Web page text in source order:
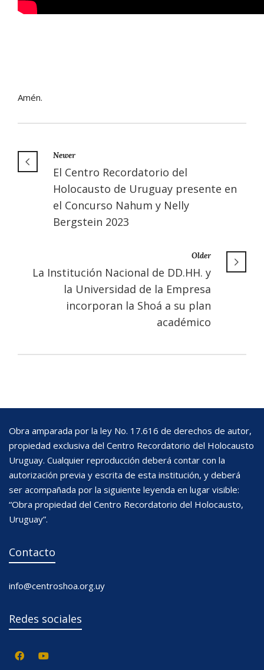
Amén.
Newer
El Centro Recordatorio del
Holocausto de Uruguay presente en
el Concurso Nahum y Nelly
Bergstein 2023
Older
La Institución Nacional de DD.HH. y
la Universidad de la Empresa
incorporan la Shoá a su plan
académico
Obra amparada por la ley No. 17.616 de derechos de autor,
propiedad exclusiva del Centro Recordatorio del Holocausto
Uruguay. Cualquier reproducción deberá contar con la
autorización previa y escrita de esta institución, y deberá
ser acompañada por la siguiente leyenda en lugar visible:
“Obra propiedad del Centro Recordatorio del Holocausto,
Uruguay”.
Contacto
info@centroshoa.org.uy
Redes sociales